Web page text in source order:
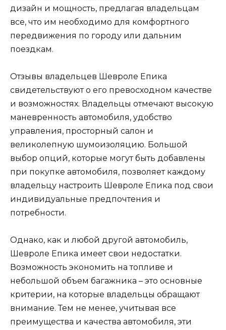
дизайн и мощность, предлагая владельцам
все, что им необходимо для комфортного
передвижения по городу или дальним
поездкам.
Отзывы владельцев Шевроле Епика
свидетельствуют о его превосходном качестве
и возможностях. Владельцы отмечают высокую
маневренность автомобиля, удобство
управления, просторный салон и
великолепную шумоизоляцию. Большой
выбор опций, которые могут быть добавлены
при покупке автомобиля, позволяет каждому
владельцу настроить Шевроле Епика под свои
индивидуальные предпочтения и
потребности.
Однако, как и любой другой автомобиль,
Шевроле Епика имеет свои недостатки.
Возможность экономить на топливе и
небольшой объем багажника – это основные
критерии, на которые владельцы обращают
внимание. Тем не менее, учитывая все
преимущества и качества автомобиля, эти